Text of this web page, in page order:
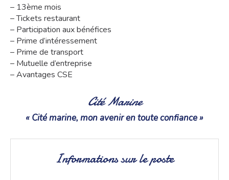
– 13ème mois
– Tickets restaurant
– Participation aux bénéfices
– Prime d’intéressement
– Prime de transport
– Mutuelle d’entreprise
– Avantages CSE
Cité Marine
« Cité marine, mon avenir en toute confiance »
Informations sur le poste